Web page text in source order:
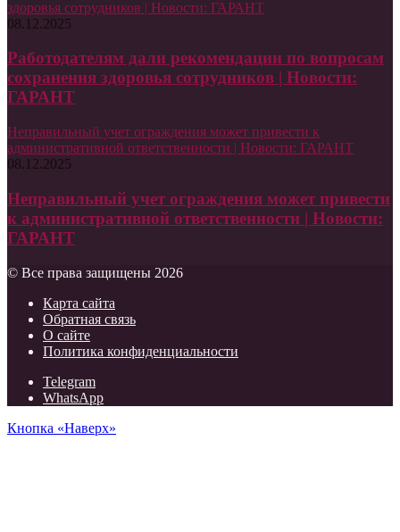
здоровья сотрудников | Новости: ГАРАНТ
08.12.2025
Работодателям дали рекомендации по вопросам
сохранения здоровья сотрудников | Новости:
ГАРАНТ
Неправильный учет ограждения может привести к
административной ответственности | Новости: ГАРАНТ
08.12.2025
Неправильный учет ограждения может привести
к административной ответственности | Новости:
ГАРАНТ
© Все права защищены 2026
Карта сайта
Обратная связь
О сайте
Политика конфиденциальности
Telegram
WhatsApp
Кнопка «Наверх»